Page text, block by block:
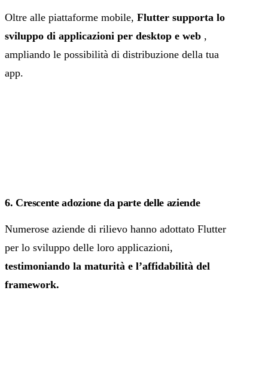
Oltre alle piattaforme mobile, Flutter supporta lo
sviluppo di applicazioni per desktop e web ,
ampliando le possibilità di distribuzione della tua
app.
6. Crescente adozione da parte delle aziende
Numerose aziende di rilievo hanno adottato Flutter
per lo sviluppo delle loro applicazioni,
testimoniando la maturità e l’affidabilità del
framework.